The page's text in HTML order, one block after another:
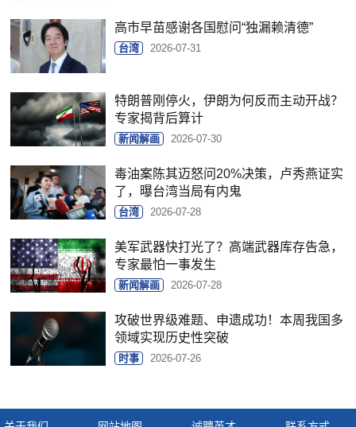
高市早苗感谢各国慰问“独漏赖清德”
台湾 2026-07-31
特朗普刚停火，伊朗为何反而主动开战？
专家揭背后算计
新闻解画 2026-07-30
毒油案陈其迈怒问20%决策，卢秀燕证实
了，曝台湾当局有内鬼
台湾 2026-07-28
美军武器快打光了？高端武器库存告急，
专家最怕一事发生
新闻解画 2026-07-28
攻破世界级难题、申遗成功！本周我国多
领域实现历史性突破
时事 2026-07-26